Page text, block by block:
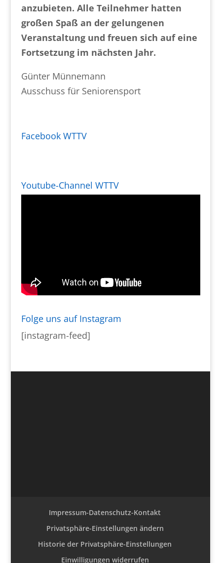
anzubieten. Alle Teilnehmer hatten
großen Spaß an der gelungenen
Veranstaltung und freuen sich auf eine
Fortsetzung im nächsten Jahr.
Günter Münnemann
Ausschuss für Seniorensport
Facebook WTTV
Youtube-Channel WTTV
Folge uns auf Instagram
[instagram-feed]
Impressum-Datenschutz-Kontakt
Privatsphäre-Einstellungen ändern
Historie der Privatsphäre-Einstellungen
Einwilligungen widerrufen